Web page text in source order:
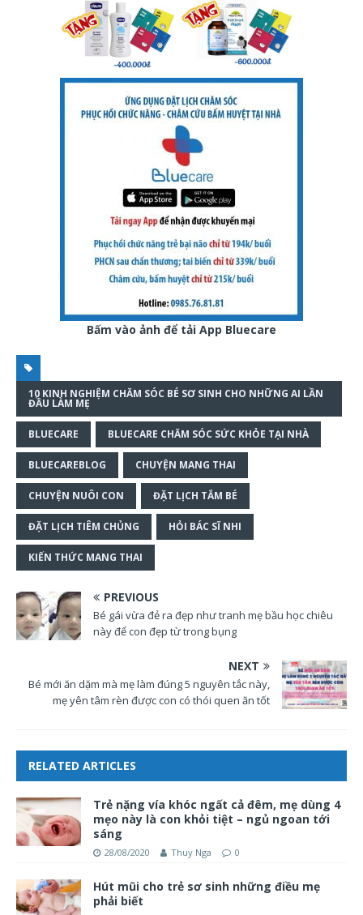
Bấm vào ảnh để tải App Bluecare
10 KINH NGHIỆM CHĂM SÓC BÉ SƠ SINH CHO NHỮNG AI LẦN
ĐẦU LÀM MẸ
BLUECARE BLUECARE CHĂM SÓC SỨC KHỎE TẠI NHÀ
BLUECAREBLOG CHUYỆN MANG THAI
CHUYỆN NUÔI CON ĐẶT LỊCH TẮM BÉ
ĐẶT LỊCH TIÊM CHỦNG HỎI BÁC SĨ NHI
KIẾN THỨC MANG THAI
PREVIOUS
Bé gái vừa đẻ ra đẹp như tranh mẹ bầu học chiêu
này để con đẹp từ trong bụng
NEXT
Bé mới ăn dặm mà mẹ làm đúng 5 nguyên tắc này,
mẹ yên tâm rèn được con có thói quen ăn tốt
RELATED ARTICLES
Trẻ nặng vía khóc ngất cả đêm, mẹ dùng 4
mẹo này là con khỏi tiệt – ngủ ngoan tới
sáng
28/08/2020 Thuy Nga 0
Hút mũi cho trẻ sơ sinh những điều mẹ
phải biết